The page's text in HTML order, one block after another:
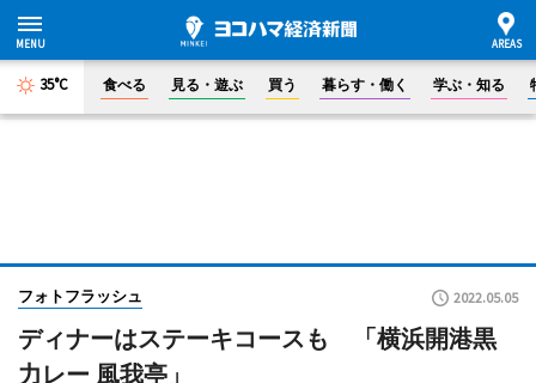
35°C 食べる 見る・遊ぶ 買う 暮らす・働く 学ぶ・知る
フォトフラッシュ 2022.05.05
ディナーはステーキコースも 「横浜開港黒
力レー 風我亭」